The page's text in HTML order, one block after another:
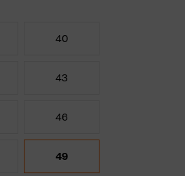
40
43
46
49